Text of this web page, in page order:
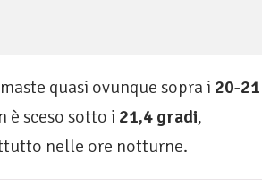
quasi ovunque sopra i 20-21
è sceso sotto i 21,4 gradi,
nelle ore notturne.